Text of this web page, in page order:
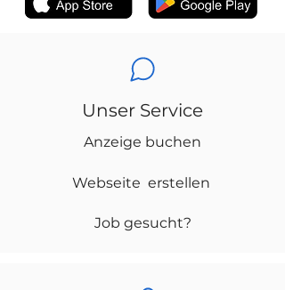
Unser Service
Anzeige buchen
Webseite erstellen
Job gesucht?